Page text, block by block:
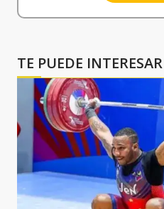
TE PUEDE INTERESAR